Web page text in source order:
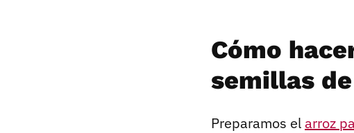
Cómo
semillas
Preparamos el arroz